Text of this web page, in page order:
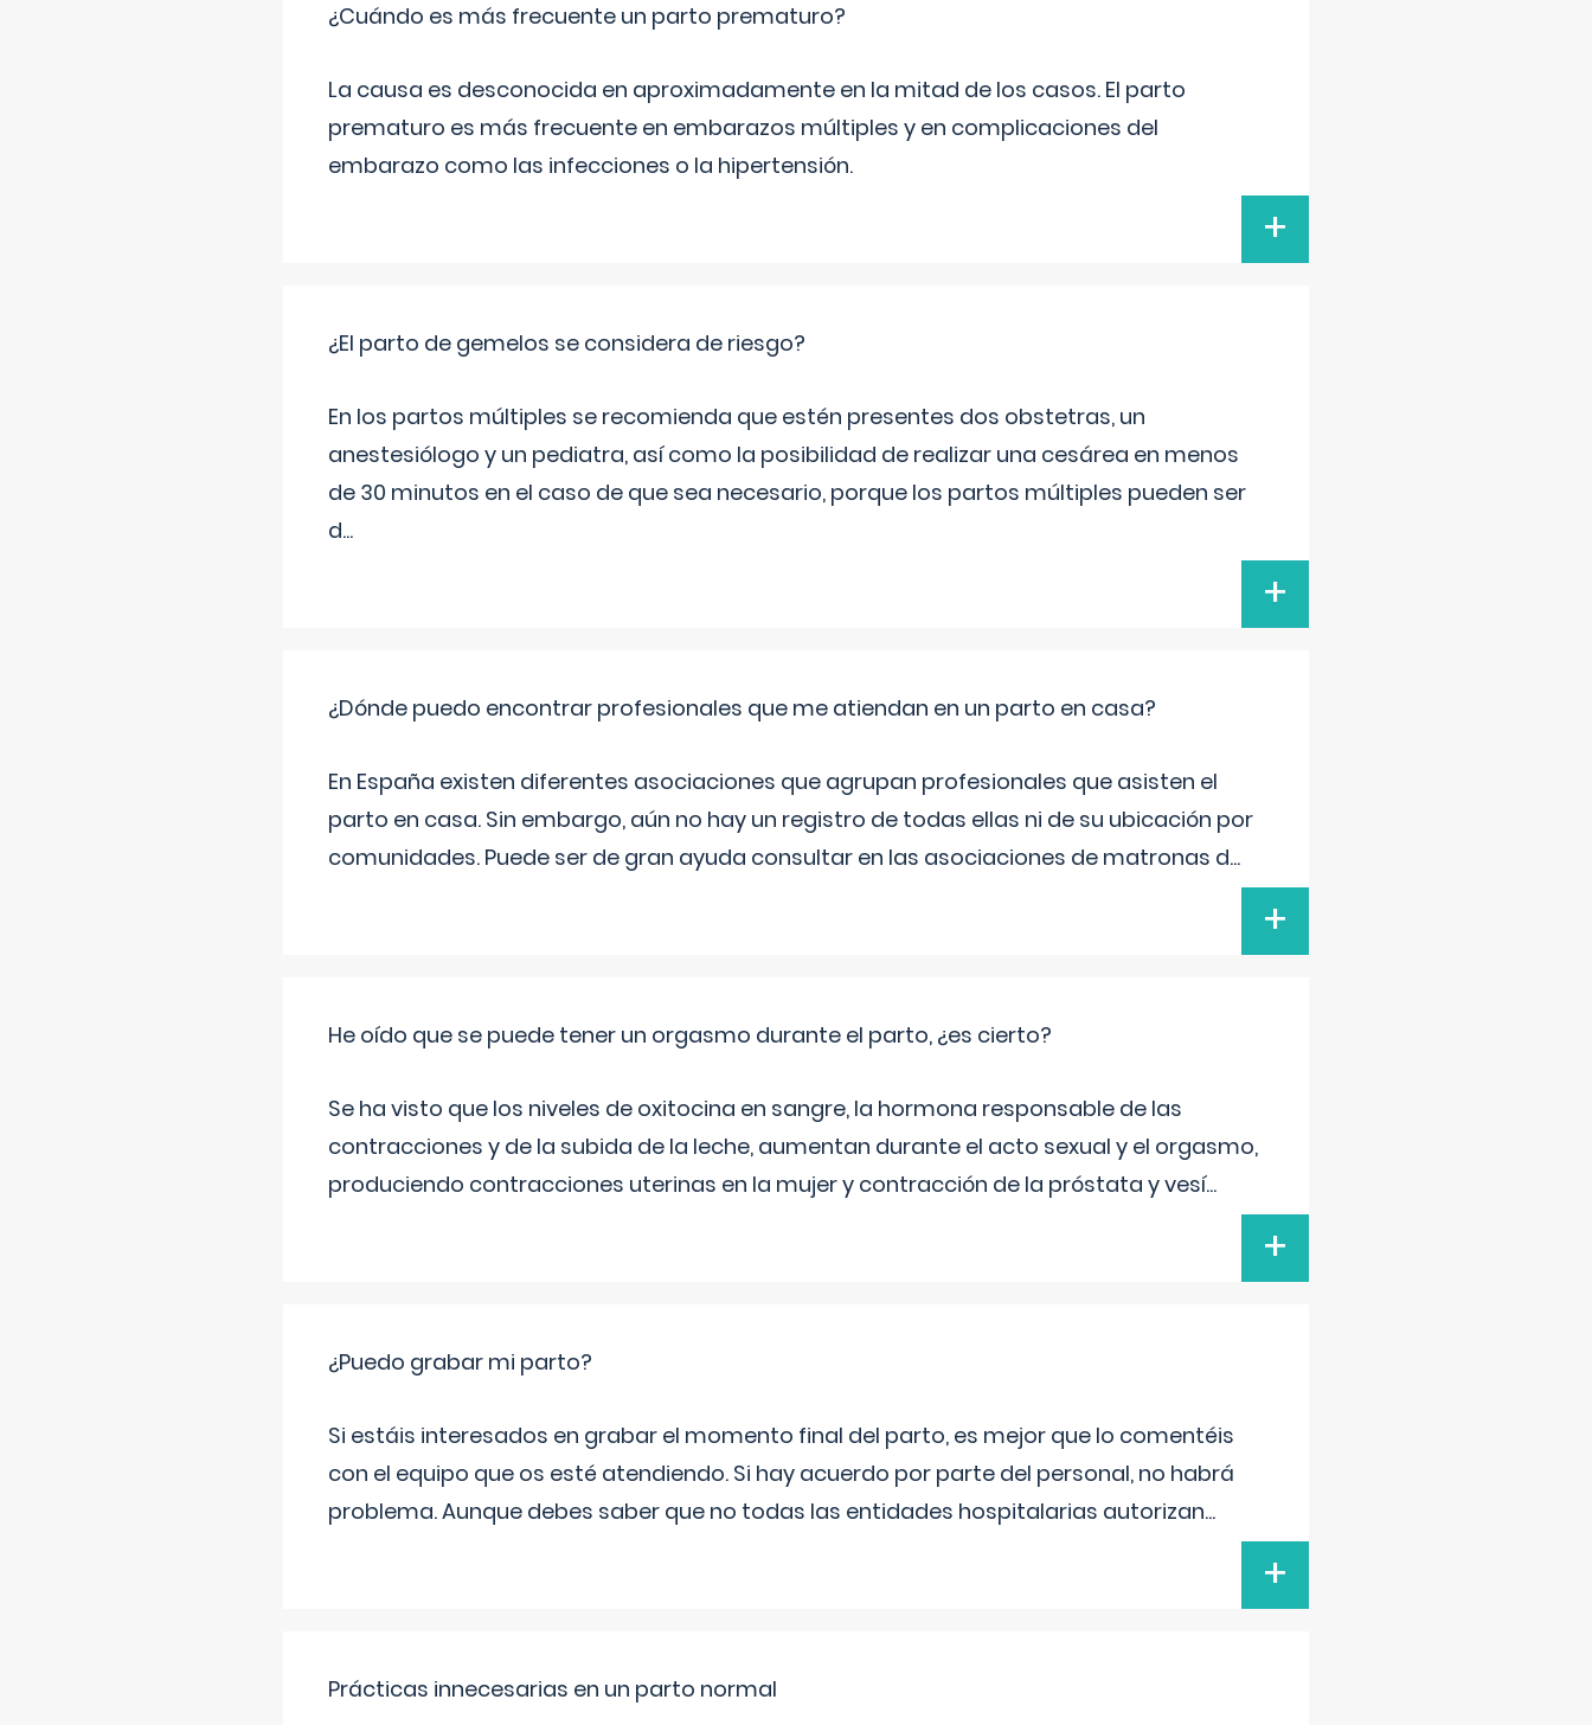
¿Cuándo es más frecuente un parto prematuro?
La causa es desconocida en aproximadamente en la mitad de los casos. El parto
prematuro es más frecuente en embarazos múltiples y en complicaciones del
embarazo como las infecciones o la hipertensión.
+
¿El parto de gemelos se considera de riesgo?
En los partos múltiples se recomienda que estén presentes dos obstetras, un
anestesiólogo y un pediatra, así como la posibilidad de realizar una cesárea en menos
de 30 minutos en el caso de que sea necesario, porque los partos múltiples pueden ser
d...
+
¿Dónde puedo encontrar profesionales que me atiendan en un parto en casa?
En España existen diferentes asociaciones que agrupan profesionales que asisten el
parto en casa. Sin embargo, aún no hay un registro de todas ellas ni de su ubicación por
comunidades. Puede ser de gran ayuda consultar en las asociaciones de matronas d...
+
He oído que se puede tener un orgasmo durante el parto, ¿es cierto?
Se ha visto que los niveles de oxitocina en sangre, la hormona responsable de las
contracciones y de la subida de la leche, aumentan durante el acto sexual y el orgasmo,
produciendo contracciones uterinas en la mujer y contracción de la próstata y vesí...
+
¿Puedo grabar mi parto?
Si estáis interesados en grabar el momento final del parto, es mejor que lo comentéis
con el equipo que os esté atendiendo. Si hay acuerdo por parte del personal, no habrá
problema. Aunque debes saber que no todas las entidades hospitalarias autorizan...
+
Prácticas innecesarias en un parto normal